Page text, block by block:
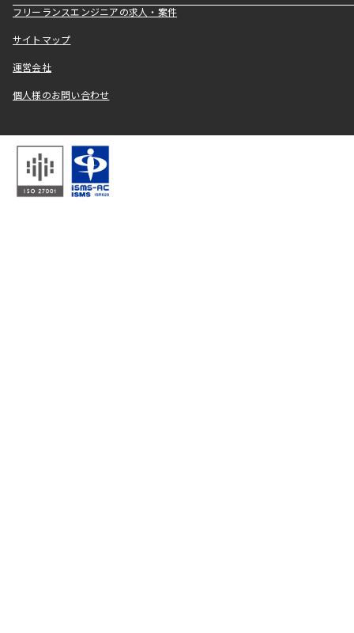
フリーランスエンジニアの求人・案件
サイトマップ
運営会社
個人様のお問い合わせ